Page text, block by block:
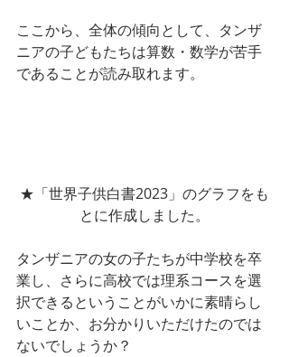
ここから、全体の傾向として、タンザ
ニアの子どもたちは算数・数学が苦手
であることが読み取れます。
★「世界子供白書2023」のグラフをも
とに作成しました。
タンザニアの女の子たちが中学校を卒
業し、さらに高校では理系コースを選
択できるということがいかに素晴らし
いことか、お分かりいただけたのでは
ないでしょうか？